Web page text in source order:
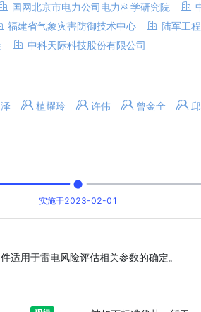
国网北京市电力公司电力科学研究院
福建省气象灾害防御技术中心 陆军工
中科天际科技股份有限公司
植耀玲 许伟 曾金全
实施于2023-02-01
用于雷电风险评估相关参数的确定。